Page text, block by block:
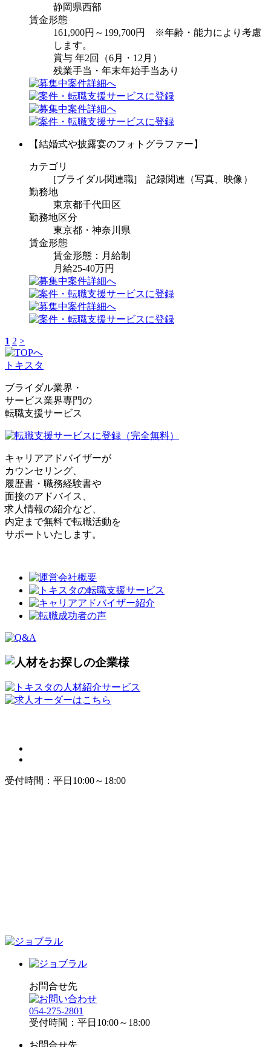
静岡県西部
賃金形態
161,900円～199,700円 ※年齢・能力により考慮
します。
賞与 年2回（6月・12月）
残業手当・年末年始手当あり
【結婚式や披露宴のフォトグラファー】
カテゴリ
[ブライダル関連職] 記録関連（写真、映像）
勤務地
東京都千代田区
勤務地区分
東京都・神奈川県
賃金形態
賃金形態：月給制
月給25-40万円
1 2 >
トキスタ
ブライダル業界・
サービス業界専門の
転職支援サービス
キャリアアドバイザーが
カウンセリング、
履歴書・職務経験書や
面接のアドバイス、
求人情報の紹介など、
内定まで無料で転職活動を
サポートいたします。
受付時間：平日10:00～18:00
お問合せ先
054-275-2801
受付時間：平日10:00～18:00
お問合せ先